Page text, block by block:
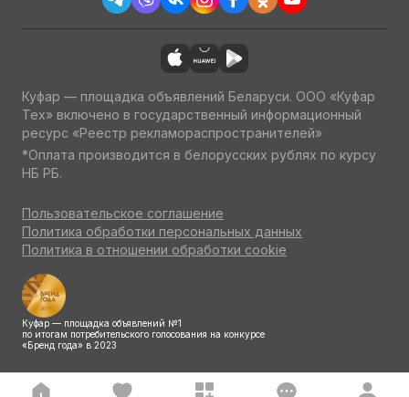
Куфар — площадка объявлений Беларуси. ООО «Куфар
Тех» включено в государственный информационный
ресурс «Реестр рекламораспространителей»
*Оплата производится в белорусских рублях по курсу
НБ РБ.
Пользовательское соглашение
Политика обработки персональных данных
Политика в отношении обработки cookie
Куфар — площадка объявлений №1
по итогам потребительского голосования на конкурсе
«Бренд года» в 2023